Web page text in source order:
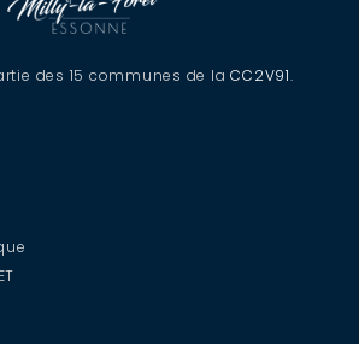
des 15 communes de laCC2V91.